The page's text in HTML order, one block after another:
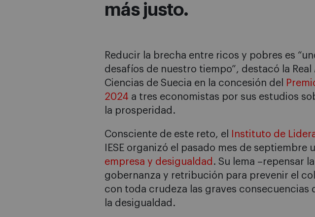
más justo.
Reducir la brecha entre ricos y pobres es
desafíos de nuestro tiempo”, destacó la Real
Ciencias de Suecia en la concesión del
2024 a tres economistas por sus estudios
la prosperidad.
Consciente de este reto, el Instituto de
IESE organizó el pasado mes de septiembre
empresa y desigualdad . Su lema –repensar
gobernanza y retribución para prevenir el
con toda crudeza las graves consecuencias
la desigualdad.